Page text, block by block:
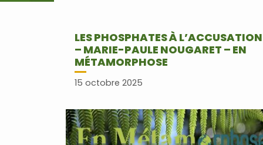
LES PHOSPHATES À L’ACCUSATION
– MARIE-PAULE NOUGARET – EN
MÉTAMORPHOSE
15 octobre 2025